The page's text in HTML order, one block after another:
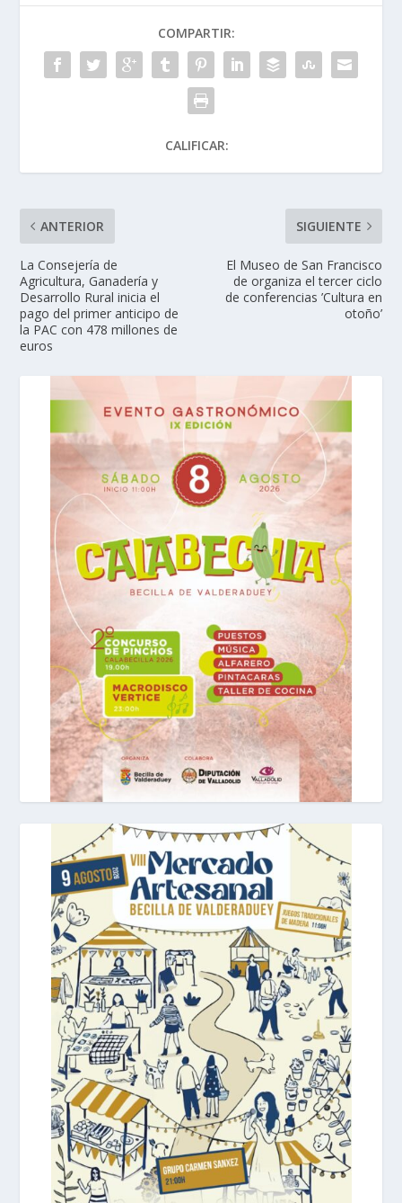
COMPARTIR:
CALIFICAR:
ANTERIOR
La Consejería de
Agricultura, Ganadería y
Desarrollo Rural inicia el
pago del primer anticipo de
la PAC con 478 millones de
euros
SIGUIENTE
El Museo de San Francisco
de organiza el tercer ciclo
de conferencias ’Cultura en
otoño’